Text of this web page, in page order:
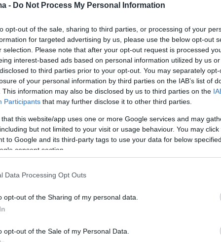
- Do Not Process My Personal Information
opt-out of the sale, sharing to third parties, or processing of your
for targeted advertising by us, please use the below opt-out
selection. Please note that after your opt-out request is processed
interest-based ads based on personal information utilized by us
to third parties prior to your opt-out. You may separately
of your personal information by third parties on the IAB’s list of
This information may also be disclosed by us to third parties on the
Participants that may further disclose it to other third parties.
that this website/app uses one or more Google services and may
but not limited to your visit or usage behaviour. You may
to Google and its third-party tags to use your data for below
consent section.
Data Processing Opt Outs
opt-out of the Sharing of my personal data.
opt-out of the Sale of my Personal Data.
με πολύ μεγάλο ενδιαφέρον τις
λέγοντας πως ο ΣΥΡΙΖΑ θα μπορούσε να
Αριστεράς και ότι τα στελέχη της
έδειξαν ότι περιμένουν από το
οικονομική κατάσταση των κομματικών
«δεν πρόκειται να δεχθώ επιχειρηματικά
ελέγχουν με οποιοδήποτε τρόπο το κόμμα,
είναι«κόκκινη γραμμή»
όπου θα συζητηθούν τα συγκεκριμένα
εύκολη απόφαση και έπρεπε να εξηγήσω και
στη διαδικασία αυτή»